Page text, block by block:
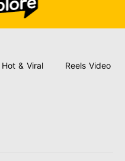
Hot & Viral Reels Video